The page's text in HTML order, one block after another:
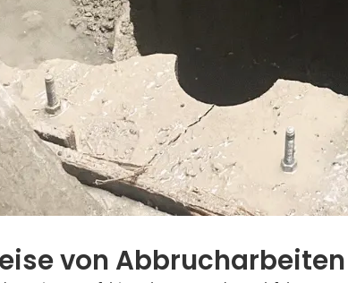
von Abbrucharbeiten